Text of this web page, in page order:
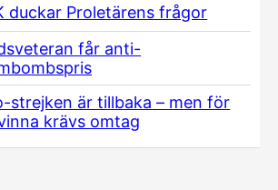
duckar Proletärens frågor
får anti-
strejken är tillbaka – men för
krävs omtag